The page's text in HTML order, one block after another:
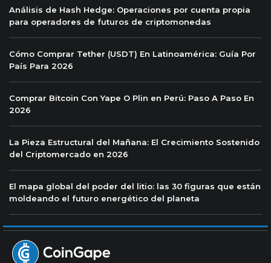
Análisis de Hash Hedge: Operaciones por cuenta propia
para operadores de futuros de criptomonedas
Cómo Comprar Tether (USDT) En Latinoamérica: Guía Por
País Para 2026
Comprar Bitcoin Con Yape O Plin en Perú: Paso A Paso En
2026
La Pieza Estructural del Mañana: El Crecimiento Sostenido
del Criptomercado en 2026
El mapa global del poder del litio: las 30 figuras que están
moldeando el futuro energético del planeta